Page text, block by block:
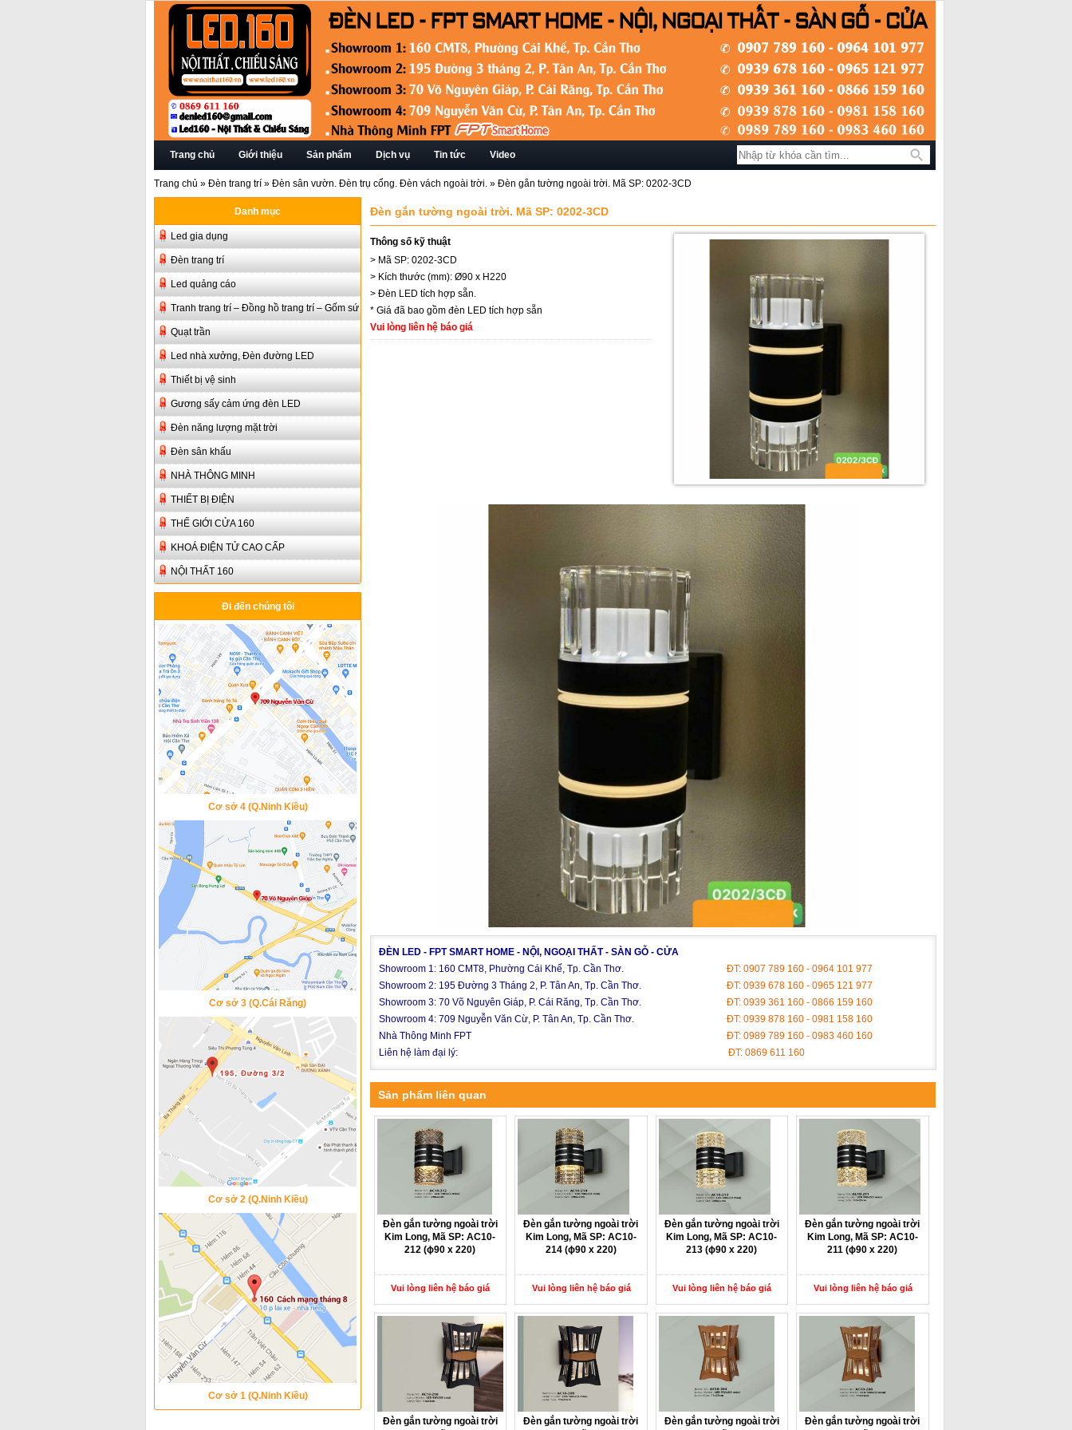
Trang chủ Giới thiệu Sản phẩm Dịch vụ Tin tức Video Tìm kiếm
Trang chủ » Đèn trang trí » Đèn sân vườn. Đèn trụ cổng. Đèn vách ngoài trời. » Đèn gắn tường ngoài trời. Mã SP: 0202-3CD
Danh mục
Led gia dụng
Đèn trang trí
Led quảng cáo
Tranh trang trí – Đồng hồ trang trí – Gốm sứ
Quạt trần
Led nhà xưởng, Đèn đường LED
Thiết bị vệ sinh
Gương sấy cảm ứng đèn LED
Đèn năng lượng mặt trời
Đèn sân khấu
NHÀ THÔNG MINH
THIẾT BỊ ĐIỆN
THẾ GIỚI CỬA 160
KHOÁ ĐIỆN TỬ CAO CẤP
NỘI THẤT 160
Đi đến chúng tôi
Cơ sở 4 (Q.Ninh Kiều)
Cơ sở 3 (Q.Cái Răng)
Cơ sở 2 (Q.Ninh Kiều)
Cơ sở 1 (Q.Ninh Kiều)
Đèn gắn tường ngoài trời. Mã SP: 0202-3CD
Thông số kỹ thuật
> Mã SP: 0202-3CD
> Kích thước (mm): Ø90 x H220
> Đèn LED tích hợp sẵn.
* Giá đã bao gồm đèn LED tích hợp sẵn
Vui lòng liên hệ báo giá
ĐÈN LED - FPT SMART HOME - NỘI, NGOẠI THẤT - SÀN GỖ - CỬA
Showroom 1: 160 CMT8, Phường Cái Khế, Tp. Cần Thơ.
ĐT: 0907 789 160 - 0964 101 977
Showroom 2: 195 Đường 3 Tháng 2, P. Tân An, Tp. Cần Thơ.
ĐT: 0939 678 160 - 0965 121 977
Showroom 3: 70 Võ Nguyên Giáp, P. Cái Răng, Tp. Cần Thơ.
ĐT: 0939 361 160 - 0866 159 160
Showroom 4: 709 Nguyễn Văn Cừ, P. Tân An, Tp. Cần Thơ.
ĐT: 0939 878 160 - 0981 158 160
Nhà Thông Minh FPT
ĐT: 0989 789 160 - 0983 460 160
Liên hệ làm đại lý:
ĐT: 0869 611 160
Sản phẩm liên quan
Đèn gắn tường ngoài trời
Kim Long, Mã SP: AC10-
212 (ɸ90 x 220)
Vui lòng liên hệ báo giá
Đèn gắn tường ngoài trời
Kim Long, Mã SP: AC10-
214 (ɸ90 x 220)
Vui lòng liên hệ báo giá
Đèn gắn tường ngoài trời
Kim Long, Mã SP: AC10-
213 (ɸ90 x 220)
Vui lòng liên hệ báo giá
Đèn gắn tường ngoài trời
Kim Long, Mã SP: AC10-
211 (ɸ90 x 220)
Vui lòng liên hệ báo giá
Đèn gắn tường ngoài trời
Đèn gắn tường ngoài trời
Đèn gắn tường ngoài trời
Đèn gắn tường ngoài trời